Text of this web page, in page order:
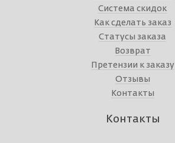
Система скидок
Как сделать заказ
Статусы заказа
Возврат
Претензии к заказу
Отзывы
Контакты
Контакты